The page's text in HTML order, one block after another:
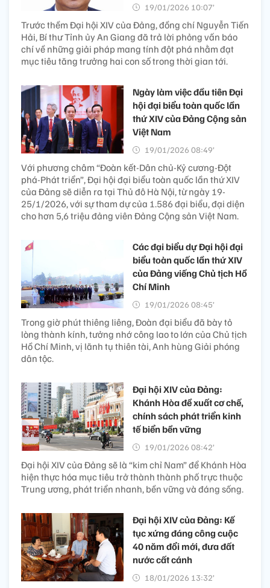
19/01/2026 10:07’
Trước thềm Đại hội XIV của Đảng, đồng chí Nguyễn Tiến
Hải, Bí thư Tỉnh ủy An Giang đã trả lời phỏng vấn báo
chí về những giải pháp mang tính đột phá nhằm đạt
mục tiêu tăng trưởng hai con số trong thời gian tới.
Ngày làm việc đầu tiên Đại
hội đại biểu toàn quốc lần
thứ XIV của Đảng Cộng sản
Việt Nam
19/01/2026 08:49’
Với phương châm “Đoàn kết-Dân chủ-Kỷ cương-Đột
phá-Phát triển”, Đại hội đại biểu toàn quốc lần thứ XIV
của Đảng sẽ diễn ra tại Thủ đô Hà Nội, từ ngày 19-
25/1/2026, với sự tham dự của 1.586 đại biểu, đại diện
cho hơn 5,6 triệu đảng viên Đảng Cộng sản Việt Nam.
Các đại biểu dự Đại hội đại
biểu toàn quốc lần thứ XIV
của Đảng viếng Chủ tịch Hồ
Chí Minh
19/01/2026 08:45’
Trong giờ phút thiêng liêng, Đoàn đại biểu đã bày tỏ
lòng thành kính, tưởng nhớ công lao to lớn của Chủ tịch
Hồ Chí Minh, vị lãnh tụ thiên tài, Anh hùng Giải phóng
dân tộc.
Đại hội XIV của Đảng:
Khánh Hòa đề xuất cơ chế,
chính sách phát triển kinh
tế biển bền vững
19/01/2026 08:42’
Đại hội XIV của Đảng sẽ là “kim chỉ Nam” để Khánh Hòa
hiện thực hóa mục tiêu trở thành thành phố trực thuộc
Trung ương, phát triển nhanh, bền vững và đáng sống.
Đại hội XIV của Đảng: Kế
tục xứng đáng công cuộc
40 năm đổi mới, đưa đất
nước cất cánh
18/01/2026 13:32’